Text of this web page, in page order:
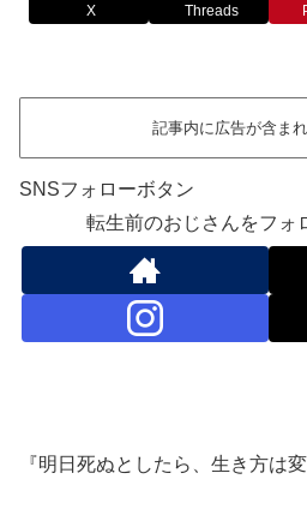
X Threads
記事内に広告が含まれ
SNSフォローボタン
転生前のおじさんをフォ
『明日死ぬとしたら、生き方は